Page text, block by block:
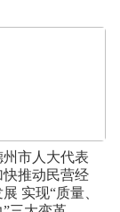
市人大代表
推动民营经
实现“质量、